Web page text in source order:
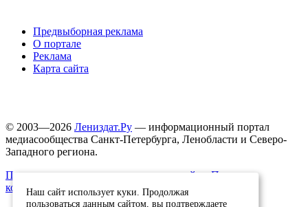
Предвыборная реклама
О портале
Реклама
Карта сайта
© 2003—2026 Лениздат.Ру — информационный портал
медиасообщества Санкт-Петербурга, Ленобласти и Северо-
Западного региона.
Правила использования содержания сайта.
Политика
конфиденциальности.
Наш сайт использует куки. Продолжая
пользоваться данным сайтом, вы подтверждаете